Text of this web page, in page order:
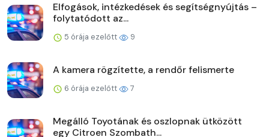
Elfogások, intézkedések és segítségnyújtás –
folytatódott az...
5 órája ezelőtt 9
A kamera rögzítette, a rendőr felismerte
6 órája ezelőtt 7
Megálló Toyotának és oszlopnak ütközött
egy Citroen Szombath...